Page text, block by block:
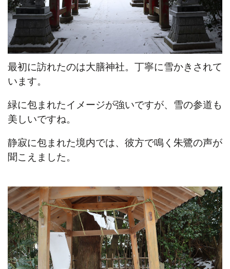
最初に訪れたのは大膳神社。丁寧に雪かきされて
います。
緑に包まれたイメージが強いですが、雪の参道も
美しいですね。
静寂に包まれた境内では、彼方で鳴く朱鷺の声が
聞こえました。